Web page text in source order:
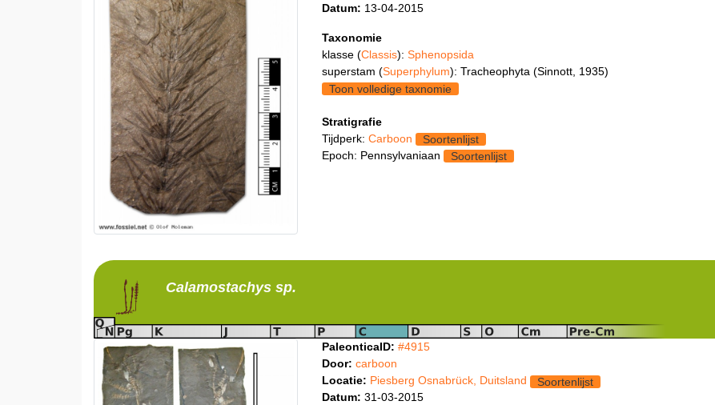
Datum: 13-04-2015
Taxonomie
klasse (Classis): Sphenopsida
superstam (Superphylum): Tracheophyta (Sinnott, 1935)
Toon volledige taxnomie
Stratigrafie
Tijdperk: Carboon
Soortenlijst
Epoch: Pennsylvaniaan
Soortenlijst
Calamostachyssp.
PaleonticaID: #4915
Door: carboon
Locatie: Piesberg Osnabrück, Duitsland
Soortenlijst
Datum: 31-03-2015